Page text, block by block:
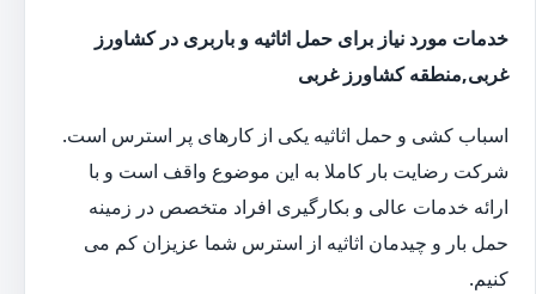
خدمات مورد نیاز برای حمل اثاثیه و باربری در کشاورز
غربی,منطقه کشاورز غربی
اسباب کشی و حمل اثاثیه یکی از کارهای پر استرس است.
شرکت رضایت بار کاملا به این موضوع واقف است و با
ارائه خدمات عالی و بکارگیری افراد متخصص در زمینه
حمل بار و چیدمان اثاثیه از استرس شما عزیزان کم می
کنیم.